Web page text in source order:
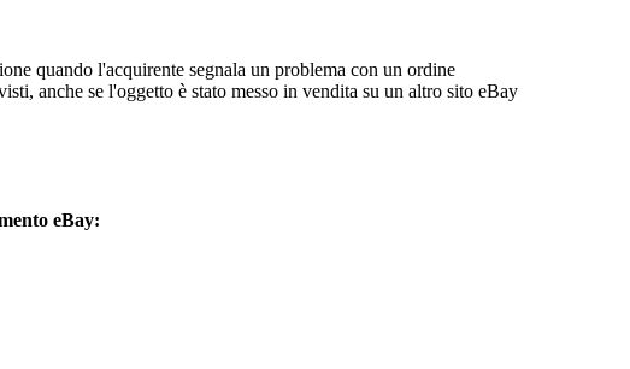
quando l'acquirente segnala un problema con un ordine
anche se l'oggetto è stato messo in vendita su un altro sito eBay
eBay: